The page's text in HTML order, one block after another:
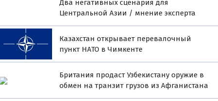
Два негативных сценария для
Центральной Азии / мнение эксперта
Казахстан открывает перевалочный
пункт НАТО в Чимкенте
Британия продаст Узбекистану оружие в
обмен на транзит грузов из Афганистана